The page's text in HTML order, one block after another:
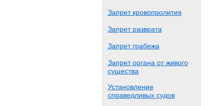
Запрет кровопролития
Запрет разврата
Запрет грабежа
Запрет органа от живого
существа
Установление
справедливых судов